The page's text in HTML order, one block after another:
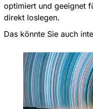
optimiert und geeignet
direkt loslegen.
Das könnte Sie auch